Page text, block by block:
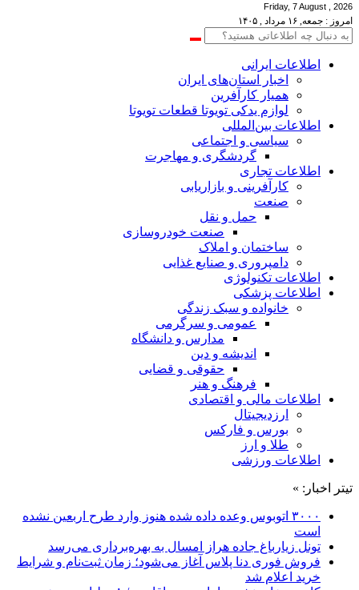
Friday, 7 August , 2026
امروز : جمعه, ۱۶ مرداد , ۱۴۰۵
اطلاعات‌ ‎ایرانی
اخبار استان‌های ایران
همیار کارآفرین
لوازم یدکی تویوتا قطعات تویوتا
اطلاعات بین‌المللی
سیاسی و اجتماعی
گردشگری و مهاجرت
اطلاعات تجاری
کارآفرینی و بازاریابی
صنعت
حمل و نقل
صنعت خودروسازی
ساختمان و املاک
دامپروری و صنایع غذایی
اطلاعات تکنولوژی
اطلاعات پزشکی
خانواده و سبک زندگی
عمومی و سرگرمی
مدارس و دانشگاه
اندیشه و دین
حقوقی و قضایی
فرهنگ و هنر
اطلاعات مالی و اقتصادی
ارزدیجیتال
بورس و فارکس
طلا و ارز
اطلاعات ورزشی
تیتر اخبار: »
۳۰۰۰ اتوبوس وعده داده شده هنوز وارد طرح اربعین نشده
است
تونل زیارباغ جاده هراز امسال به بهره‌برداری می‌رسد
فروش فوری دنا پلاس آغاز می‌شود؛ زمان ثبت‌نام و شرایط
خرید اعلام شد